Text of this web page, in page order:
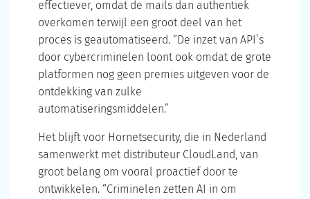
effectiever, omdat de mails dan authentiek
overkomen terwijl een groot deel van het
proces is geautomatiseerd. “De inzet van API’s
door cybercriminelen loont ook omdat de grote
platformen nog geen premies uitgeven voor de
ontdekking van zulke
automatiseringsmiddelen.”
Het blijft voor Hornetsecurity, die in Nederland
samenwerkt met distributeur CloudLand, van
groot belang om vooral proactief door te
ontwikkelen. “Criminelen zetten AI in om